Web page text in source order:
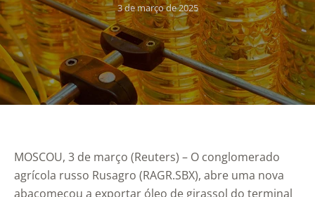
3 de março de 2025
MOSCOU, 3 de março (Reuters) – O conglomerado
agrícola russo Rusagro (RAGR.SBX), abre uma nova
abacomeçou a exportar óleo de girassol do terminal